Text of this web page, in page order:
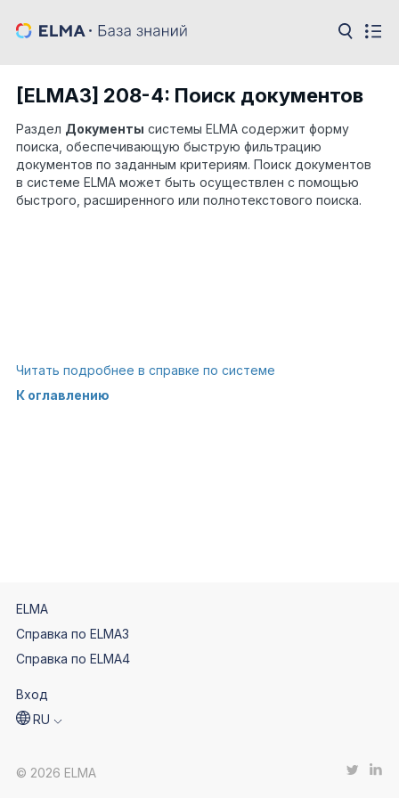
[ELMA3] 208-4: Поиск документов
Раздел Документы системы ELMA содержит форму
поиска, обеспечивающую быструю фильтрацию
документов по заданным критериям. Поиск документов
в системе ELMA может быть осуществлен с помощью
быстрого, расширенного или полнотекстового поиска.
Читать подробнее в справке по системе
К оглавлению
ELMA
Справка по ELMA3
Справка по ELMA4
Вход
RU
© 2026 ELMA